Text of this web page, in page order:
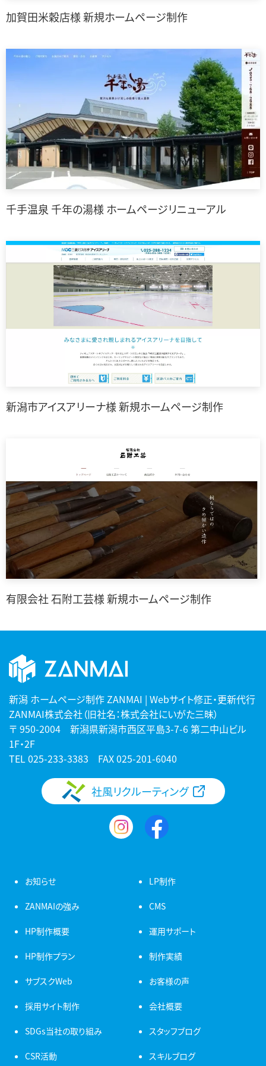
加賀田米穀店様 新規ホームページ制作
千手温泉 千年の湯様 ホームページリニューアル
新潟市アイスアリーナ様 新規ホームページ制作
有限会社 石附工芸様 新規ホームページ制作
新潟 ホームページ制作 ZANMAI | Webサイト修正・更新代行
ZANMAI株式会社（旧社名：株式会社にいがた三昧）
〒 950-2004 新潟県新潟市西区平島3-7-6 第二中山ビル
1F・2F
TEL 025-233-3383 FAX 025-201-6040
社風リクルーティング
お知らせ
ZANMAIの強み
HP制作概要
HP制作プラン
サブスクWeb
採用サイト制作
LP制作
CMS
運用サポート
制作実績
お客様の声
会社概要
SDGs当社の取り組み
CSR活動
スタッフブログ
スキルブログ